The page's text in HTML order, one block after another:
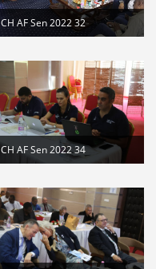
CH AF Sen 2022 32
CH AF Sen 2022 34